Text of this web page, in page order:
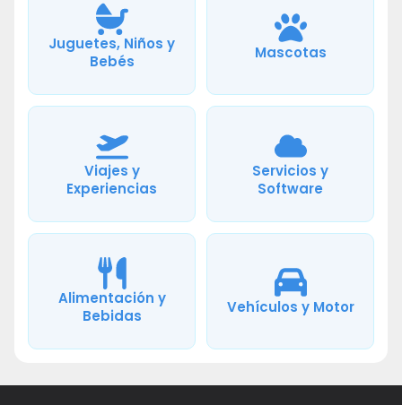
Juguetes, Niños y
Bebés
Mascotas
Viajes y
Experiencias
Servicios y
Software
Alimentación y
Bebidas
Vehículos y Motor